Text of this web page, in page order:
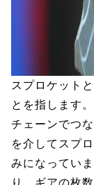
スプロケット
とを指します
チェーンでつ
を介してスプ
みになってい
り、ギアの枚